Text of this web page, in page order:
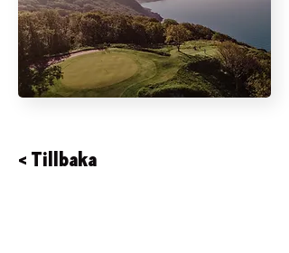
< Tillbaka